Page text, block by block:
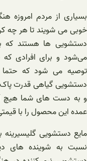
بسیاری از مردم
خوبی می شویند تا هر چه
دستشویی ها هستند که
می‌شود و برای افرادی
توصیه می شود که حتما
دستشویی گیاهی قدرت پاک
و به دست های شما هیچ
عمده این محصول را با
مایع دستشویی
نسبت به شوینده های